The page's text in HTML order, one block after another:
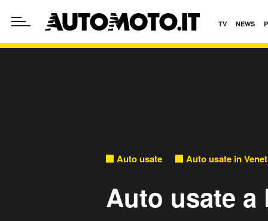
TV NEWS
Auto usate Auto usate in
Auto usate a